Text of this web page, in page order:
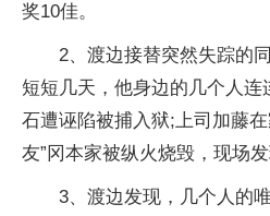
奖10佳。
2、渡边接替突然失踪的
短短几天，他身边的几个人连
石遭诬陷被捕入狱;上司加藤
友”冈本家被纵火烧毁，现场
3、渡边发现，几个人的